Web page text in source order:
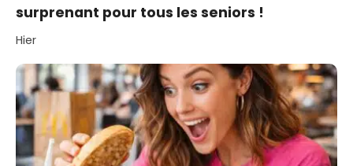
surprenant pour tous les seniors !
Hier